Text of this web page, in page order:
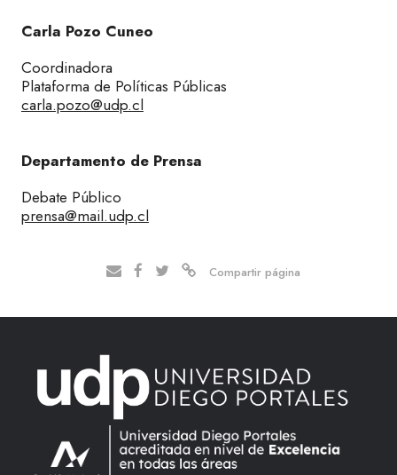
Carla Pozo Cuneo
Coordinadora
Plataforma de Políticas Públicas
carla.pozo@udp.cl
Departamento de Prensa
Debate Público
prensa@mail.udp.cl
Compartir página